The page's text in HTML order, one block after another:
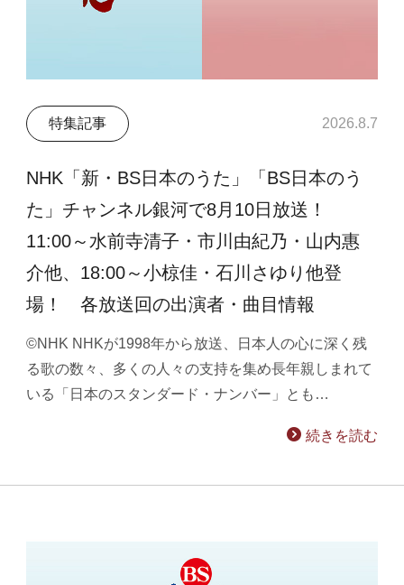
特集記事 2026.8.7
NHK「新・BS日本のうた」「BS日本のう
た」チャンネル銀河で8月10日放送！
11:00～水前寺清子・市川由紀乃・山内惠
介他、18:00～小椋佳・石川さゆり他登
場！ 各放送回の出演者・曲目情報
©NHK NHKが1998年から放送、日本人の心に深く残
る歌の数々、多くの人々の支持を集め長年親しまれて
いる「日本のスタンダード・ナンバー」とも…
続きを読む